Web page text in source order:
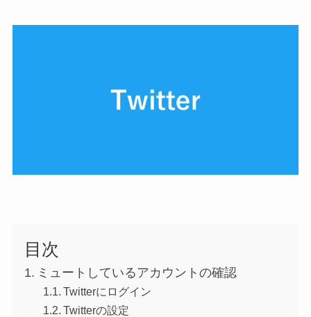
目次
ミュートしているアカウントの確認
Twitterにログイン
Twitterの設定